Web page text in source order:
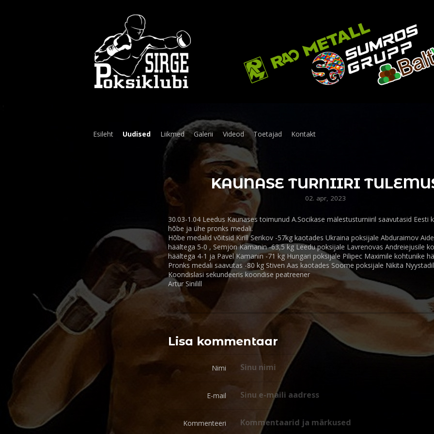
Esileht Uudised Liikmed Galerii Videod Toetajad Kontakt
KAUNASE TURNIIRI
02. apr, 2023
30.03-1.04 Leedus Kaunases toimunud A.Socikase mälestusturniiril saavutasid Eesti
hõbe ja ühe pronks medali.
Hõbe medalid võitsid Kirill Serikov -57kg kaotades Ukraina poksijale Abduraimov
häältega 5-0 , Semjon Kamanin -63,5 kg Leedu poksijale Lavrenovas Andreiejusile
häältega 4-1 ja Pavel Kamanin -71 kg Hungari poksijale Pilipec Maximile kohtunike
Pronks medali saavutas -80 kg Stiven Aas kaotades Soome poksijale Nikita
Koondislasi sekundeeris koondise peatreener
Artur Sinilill
Lisa kommentaar
Nimi
E-mail
Kommenteeri